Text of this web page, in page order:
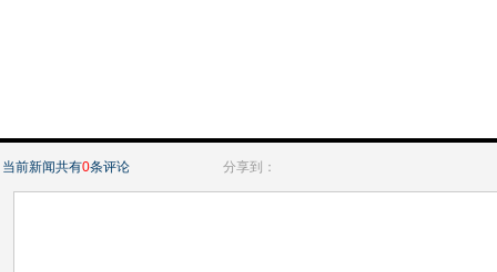
当前新闻共有0条评论 分享到：